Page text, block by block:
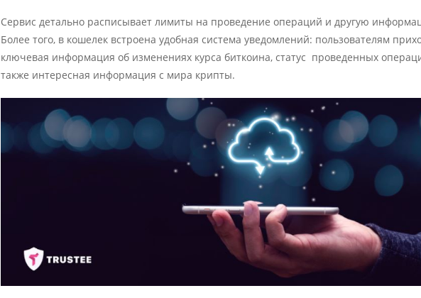
Сервис детально расписывает лимиты на проведение операций и другую
Более того, в кошелек встроена удобная система уведомлений: пользователям
ключевая информация об изменениях курса биткоина, статус проведенных
также интересная информация с мира крипты.